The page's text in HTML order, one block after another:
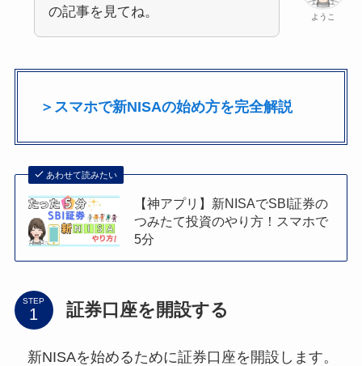
ようこ
の記事を見てね。
＞スマホで新NISAの始め方を完全解説
あわせて読みたい
【神アプリ】新NISAでSBI証券の
つみたて投資のやり方！スマホで
5分
STEP 証券口座を開設する
新NISAを始めるために証券口座を開設します。